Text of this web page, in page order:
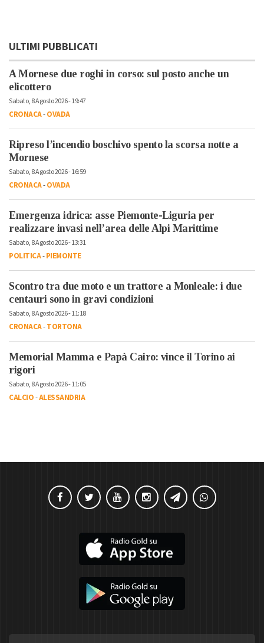
ULTIMI PUBBLICATI
A Mornese due roghi in corso: sul posto anche un
elicottero
Sabato, 8 Agosto 2026 - 19:47
CRONACA-OVADA
Ripreso l’incendio boschivo spento la scorsa notte a
Mornese
Sabato, 8 Agosto 2026 - 16:59
CRONACA-OVADA
Emergenza idrica: asse Piemonte-Liguria per
realizzare invasi nell’area delle Alpi Marittime
Sabato, 8 Agosto 2026 - 13:31
POLITICA-PIEMONTE
Scontro tra due moto e un trattore a Monleale: i due
centauri sono in gravi condizioni
Sabato, 8 Agosto 2026 - 11:18
CRONACA-TORTONA
Memorial Mamma e Papà Cairo: vince il Torino ai
rigori
Sabato, 8 Agosto 2026 - 11:05
CALCIO-ALESSANDRIA